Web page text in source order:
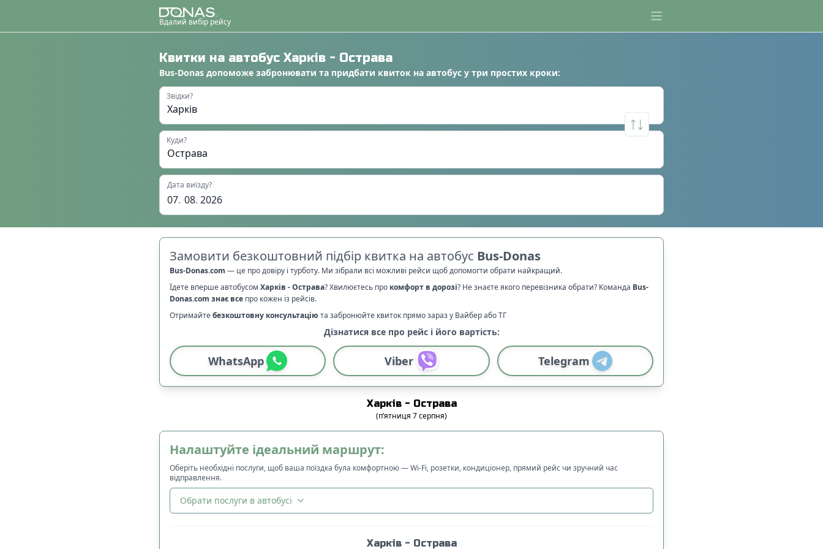
Вдалий вибір рейсу
Квитки на автобус Харків - Острава
Bus-Donas допоможе забронювати та придбати квиток на автобус у три простих кроки:
Звідки?
Куди?
Дата виїзду?
07. 08. 2026
Замовити безкоштовний підбір квитка на автобус Bus-Donas
Bus-Donas.com — це про довіру і турботу. Ми зібрали всі можливі рейси щоб допомогти обрати найкращий.
Їдете вперше автобусом Харків -Острава? Хвилюєтесь про комфорт в дорозі? Не знаєте якого перевізника обрати? Команда Bus-
Donas.com знає все про кожен із рейсів.
Отримайтебезкоштовну консультацію та забронюйте квиток прямо зараз у Вайбер або ТГ
Дізнатися все про рейс і його вартість:
WhatsApp Viber Telegram
Харків - Острава
(п’ятниця 7серпня)
Налаштуйте ідеальний маршрут:
Оберіть необхідні послуги, щоб ваша поїздка була комфортною — Wi-Fi, розетки, кондиціонер, прямий рейс чи зручний час
відправлення.
Обрати послуги в автобусі
Харків - Острава